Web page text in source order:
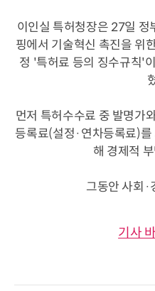
이인실 특허청장은 27일 정
핑에서 기술혁신 촉진을 위
정 '특허료 등의 징수규칙'
먼저 특허수수료 중 발명가
등록료(설정·연차등록료)
해 경제적
그동안 사회·
기사